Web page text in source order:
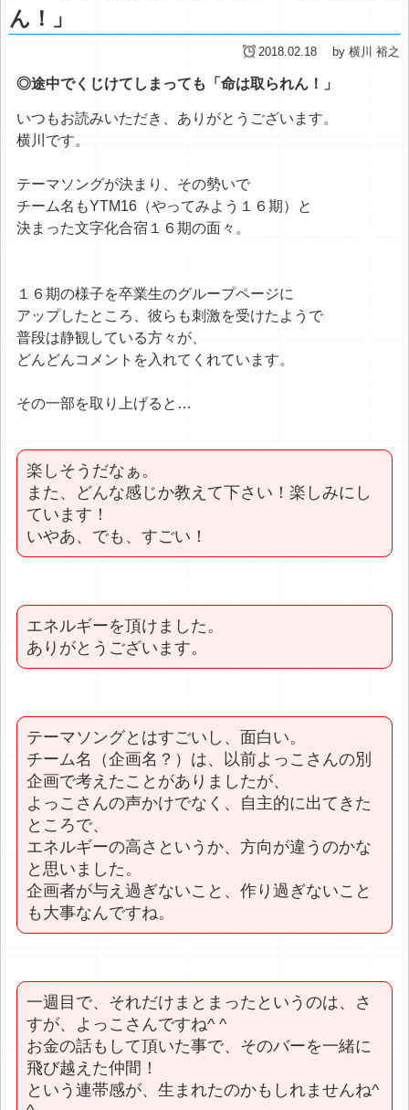
ん！」
2018.02.18 by 横川 裕之
◎途中でくじけてしまっても「命は取られん！」
いつもお読みいただき、ありがとうございます。
横川です。
テーマソングが決まり、その勢いで
チーム名もYTM16（やってみよう１６期）と
決まった文字化合宿１６期の面々。
１６期の様子を卒業生のグループページに
アップしたところ、彼らも刺激を受けたようで
普段は静観している方々が、
どんどんコメントを入れてくれています。
その一部を取り上げると…
楽しそうだなぁ。
また、どんな感じか教えて下さい！楽しみにし
ています！
いやあ、でも、すごい！
エネルギーを頂けました。
ありがとうございます。
テーマソングとはすごいし、面白い。
チーム名（企画名？）は、以前よっこさんの別
企画で考えたことがありましたが、
よっこさんの声かけでなく、自主的に出てきた
ところで、
エネルギーの高さというか、方向が違うのかな
と思いました。
企画者が与え過ぎないこと、作り過ぎないこと
も大事なんですね。
一週目で、それだけまとまったというのは、さ
すが、よっこさんですね^ ^
お金の話もして頂いた事で、そのバーを一緒に
飛び越えた仲間！
という連帯感が、生まれたのかもしれませんね^